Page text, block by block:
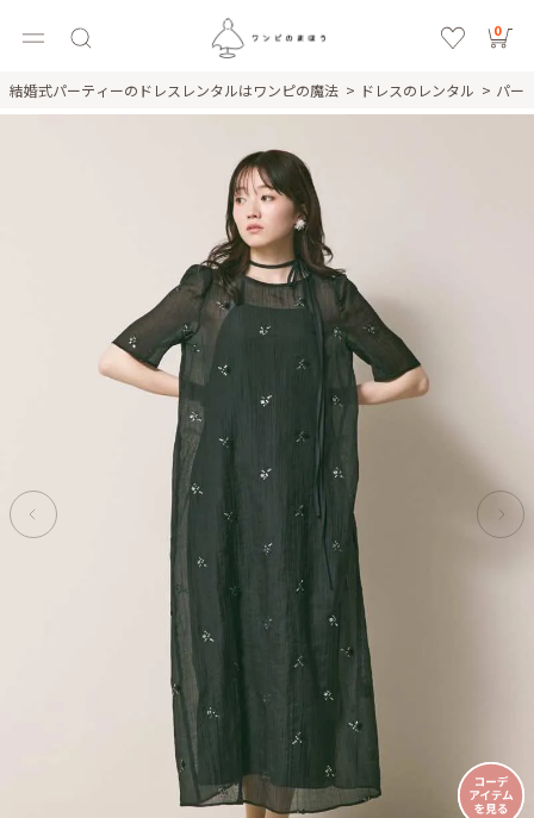
0
結婚式パーティーのドレスレンタルはワンピの魔法 ドレスのレンタル パー